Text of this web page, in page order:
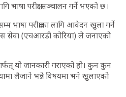
भाषा परीक्षा सञ्चालन गर्ने भएको छ।
भाषा परीक्षाका लागि आवेदन खुला गर्ने
सेवा (एचआरडी कोरिया) ले जनाएको
यो जानकारी गराएको हो। कुन कुन
लैजाने भन्ने विषयमा भने खुलाएको